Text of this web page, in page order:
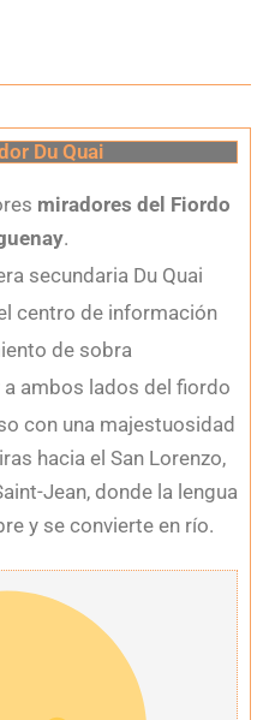
Du Quai
miradores del Fiordo
.
secundaria Du Quai
centro de información
de sobra
ambos lados del fiordo
con una majestuosidad
hacia el San Lorenzo,
Jean, donde la lengua
y se convierte en río.